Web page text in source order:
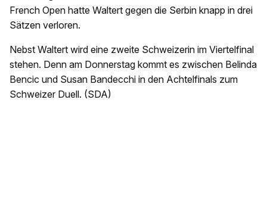
French Open hatte Waltert gegen die Serbin knapp in drei
Sätzen verloren.
Nebst Waltert wird eine zweite Schweizerin im Viertelfinal
stehen. Denn am Donnerstag kommt es zwischen Belinda
Bencic und Susan Bandecchi in den Achtelfinals zum
Schweizer Duell. (SDA)